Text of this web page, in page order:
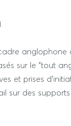
anglophone
sur le "tout
et prises
sur des